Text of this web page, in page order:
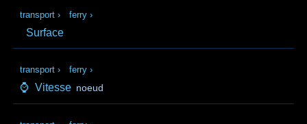
transport › ferry ›
Surface
transport › ferry ›
⌚ Vitesse noeud